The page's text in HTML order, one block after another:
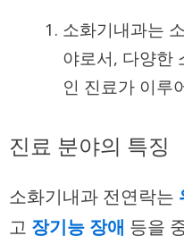
소화기내과는
야로서, 다양한
인 진료가 이루
진료 분야의 특징
소화기내과 전연락는
고 장기능 장애 등을